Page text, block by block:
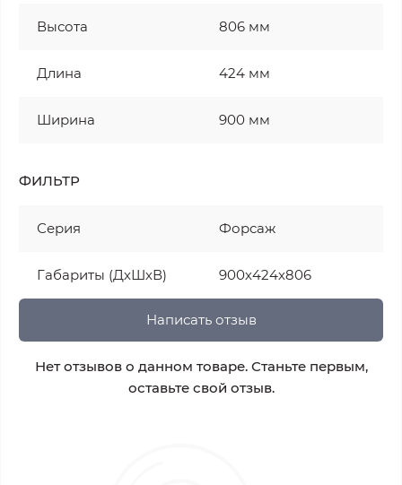
Высота 806 мм
Длина 424 мм
Ширина 900 мм
ФИЛЬТР
Серия Форсаж
Габариты (ДхШхВ) 900х424х806
Написать отзыв
Нет отзывов о данном товаре. Станьте первым,
оставьте свой отзыв.